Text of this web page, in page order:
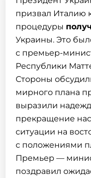
призвал Италию
процедуры
Украины. Это
с премьер-
Республики
Стороны
мирного плана
выразили
прекращение
ситуации на
с положениями
Премьер —
поздравил